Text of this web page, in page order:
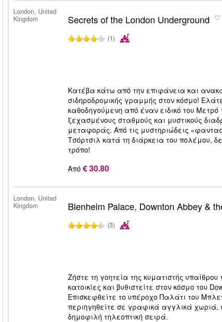
London, United
Kingdom
Secrets of the London Underground
(1)
Κατέβα κάτω από την επιφάνεια και
σιδηροδρομικής γραμμής στον κόσμο!
καθοδηγούμενη από έναν ειδικό του
ξεχασμένους σταθμούς και μυστικούς
μεταφοράς. Από τις μυστηριώδεις
Τσόρτσιλ κατά τη διάρκεια του πολέμου,
τρόπο!
Από € 30.80
London, United
Kingdom
Blenheim Palace, Downton Abbey &
(3)
Ζήστε τη γοητεία της κυματιστής
κατοικίες και βυθιστείτε στον κόσμο του
Επισκεφθείτε το υπέροχο Παλάτι του
περιηγηθείτε σε γραφικά αγγλικά
δημοφιλή τηλεοπτική σειρά.